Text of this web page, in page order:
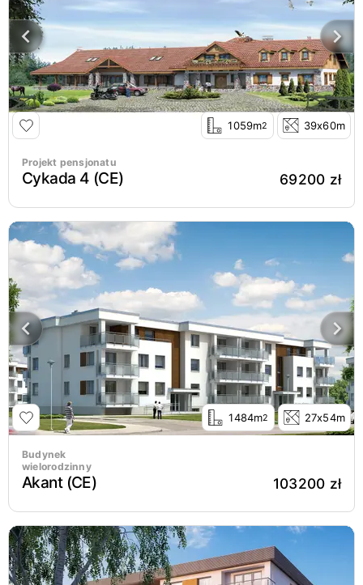
1059m2 39x60m
Projekt pensjonatu
Cykada 4 (CE) 69200 zł
1484m2 27x54m
Budynek
wielorodzinny
Akant (CE) 103200 zł